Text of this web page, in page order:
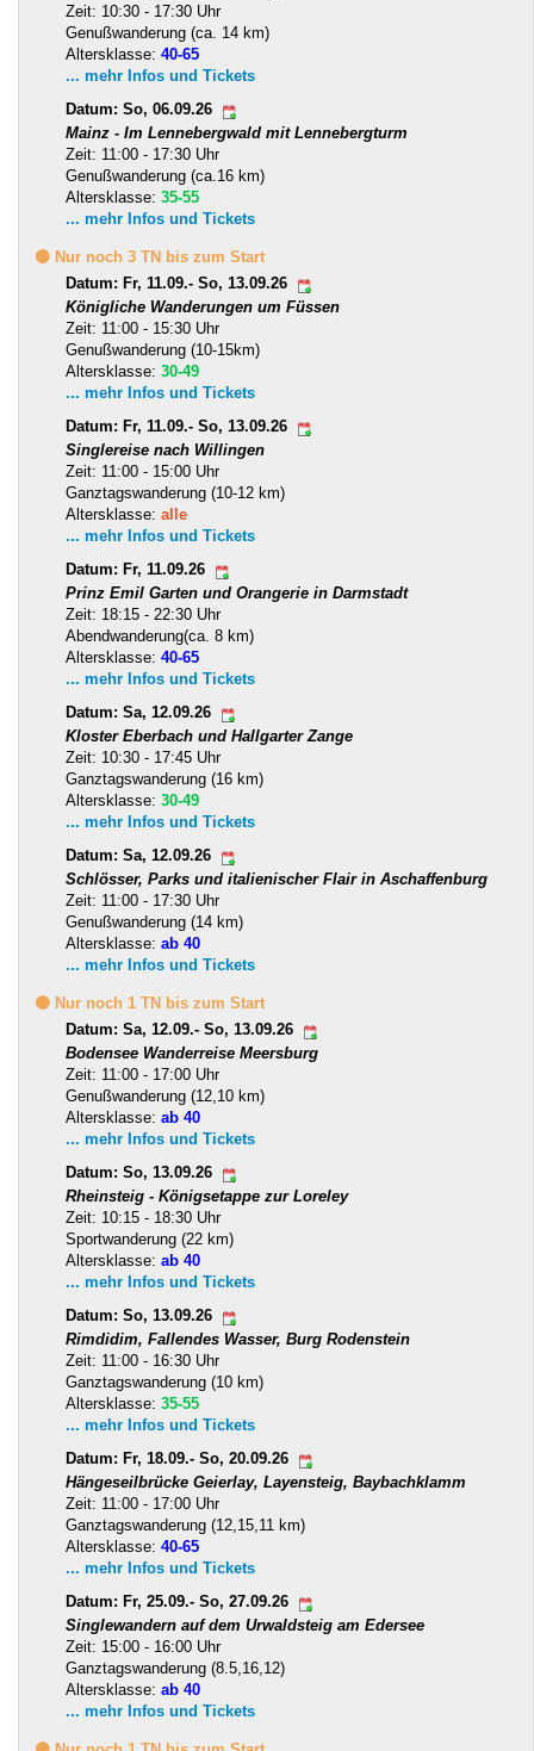
Zeit: 10:30 - 17:30 Uhr
Genußwanderung (ca. 14 km)
Altersklasse: 40-65
... mehr Infos und Tickets
Datum: So, 06.09.26
Mainz - Im Lennebergwald mit Lennebergturm
Zeit: 11:00 - 17:30 Uhr
Genußwanderung (ca.16 km)
Altersklasse: 35-55
... mehr Infos und Tickets
🟡 Nur noch 3 TN bis zum Start
Datum: Fr, 11.09.- So, 13.09.26
Königliche Wanderungen um Füssen
Zeit: 11:00 - 15:30 Uhr
Genußwanderung (10-15km)
Altersklasse: 30-49
... mehr Infos und Tickets
Datum: Fr, 11.09.- So, 13.09.26
Singlereise nach Willingen
Zeit: 11:00 - 15:00 Uhr
Ganztagswanderung (10-12 km)
Altersklasse: alle
... mehr Infos und Tickets
Datum: Fr, 11.09.26
Prinz Emil Garten und Orangerie in Darmstadt
Zeit: 18:15 - 22:30 Uhr
Abendwanderung(ca. 8 km)
Altersklasse: 40-65
... mehr Infos und Tickets
Datum: Sa, 12.09.26
Kloster Eberbach und Hallgarter Zange
Zeit: 10:30 - 17:45 Uhr
Ganztagswanderung (16 km)
Altersklasse: 30-49
... mehr Infos und Tickets
Datum: Sa, 12.09.26
Schlösser, Parks und italienischer Flair in Aschaffenburg
Zeit: 11:00 - 17:30 Uhr
Genußwanderung (14 km)
Altersklasse: ab 40
... mehr Infos und Tickets
🟡 Nur noch 1 TN bis zum Start
Datum: Sa, 12.09.- So, 13.09.26
Bodensee Wanderreise Meersburg
Zeit: 11:00 - 17:00 Uhr
Genußwanderung (12,10 km)
Altersklasse: ab 40
... mehr Infos und Tickets
Datum: So, 13.09.26
Rheinsteig - Königsetappe zur Loreley
Zeit: 10:15 - 18:30 Uhr
Sportwanderung (22 km)
Altersklasse: ab 40
... mehr Infos und Tickets
Datum: So, 13.09.26
Rimdidim, Fallendes Wasser, Burg Rodenstein
Zeit: 11:00 - 16:30 Uhr
Ganztagswanderung (10 km)
Altersklasse: 35-55
... mehr Infos und Tickets
Datum: Fr, 18.09.- So, 20.09.26
Hängeseilbrücke Geierlay, Layensteig, Baybachklamm
Zeit: 11:00 - 17:00 Uhr
Ganztagswanderung (12,15,11 km)
Altersklasse: 40-65
... mehr Infos und Tickets
Datum: Fr, 25.09.- So, 27.09.26
Singlewandern auf dem Urwaldsteig am Edersee
Zeit: 15:00 - 16:00 Uhr
Ganztagswanderung (8.5,16,12)
Altersklasse: ab 40
... mehr Infos und Tickets